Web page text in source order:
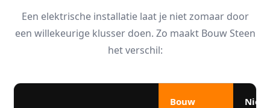
Een elektrische installatie laat je niet zomaar door
een willekeurige klusser doen. Zo maakt Bouw Steen
het verschil:
Bouw
Niet-